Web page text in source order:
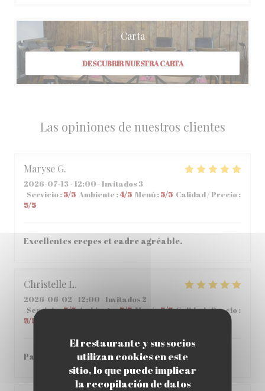
El restaurante y sus socios
utilizan cookies en este
sitio, lo que puede implicar
la recopilación de datos
Las opiniones de nuestros clientes
Maryse G
2026-07-13- 12:00 - Invitados 3
Servicio:5/5 Ambiente :4/5 Menú:5/5 Calidad / Precio:
5/5
Excellentes crepes et cadre agréable.
Christelle L
2026-06-02 - 12:00 - Invitados 2
Servicio:5/5 Ambiente:5/5 Menú:5/5 Calidad / Precio:
5/5
Parfait , accueil et repas parfait
Carta
DESCUBRIR NUESTRA CARTA